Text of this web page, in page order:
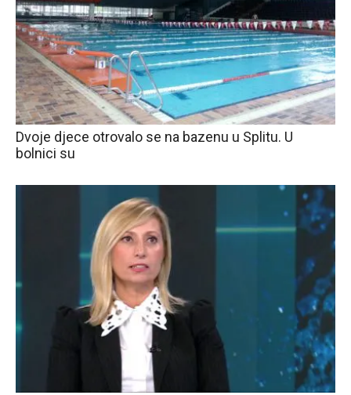
Dvoje djece otrovalo se na bazenu u Splitu. U
bolnici su